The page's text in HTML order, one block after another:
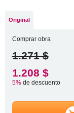
Original
Comprar obra
1.271 $
1.208 $
5%de descuento